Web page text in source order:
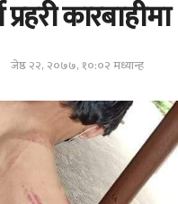
कारबाहीमा
जेष्ठ २२, २०७७, १०:०२ मध्यान्ह